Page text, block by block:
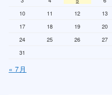
10
11 12 13
17
18 19 20
24
25 26 27
31
« 7月